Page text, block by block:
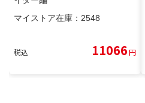
マイストア在庫： 2548
税込 11066円